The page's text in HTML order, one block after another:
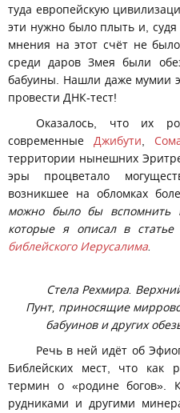
туда европейскую
эти нужно было плыть и, судя
мнения на этот счёт не
среди даров Змея были
бабуины. Нашли даже мумии
провести ДНК-тест!
Оказалось, что их
современные Джибути
территории нынешних
эры процветало
возникшее на обломках
можно было бы вспомнить
которые я описал в статье
библейского Иерусалима
Стела Рехмира.
Пунт, приносящие
бабуинов и других
Речь в ней идёт об
Библейских мест, что как
термин о «родине богов».
рудниками и другими